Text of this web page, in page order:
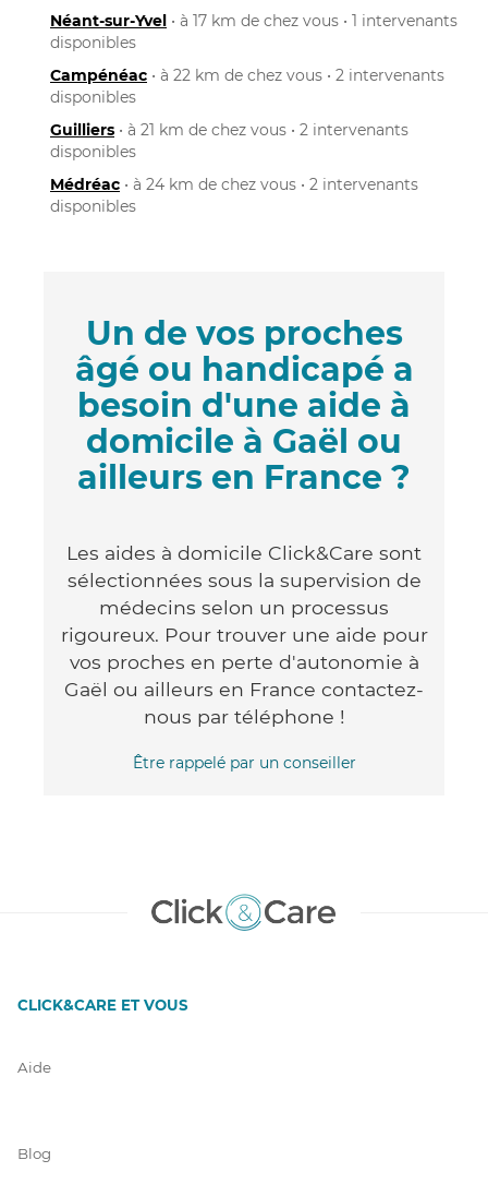
Néant-sur-Yvel • à 17 km de chez vous • 1 intervenants
disponibles
Campénéac • à 22 km de chez vous • 2 intervenants
disponibles
Guilliers • à 21 km de chez vous • 2 intervenants
disponibles
Médréac • à 24 km de chez vous • 2 intervenants
disponibles
Un de vos proches
âgé ou handicapé a
besoin d'une aide à
domicile à Gaël ou
ailleurs en France ?
Les aides à domicile Click&Care sont
sélectionnées sous la supervision de
médecins selon un processus
rigoureux. Pour trouver une aide pour
vos proches en perte d'autonomie à
Gaël ou ailleurs en France contactez-
nous par téléphone !
Être rappelé par un conseiller
CLICK&CARE ET VOUS
Aide
Blog